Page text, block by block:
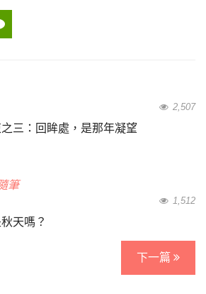
2,507
之三：回眸處，是那年凝望
筆
1,512
天嗎？
下一篇